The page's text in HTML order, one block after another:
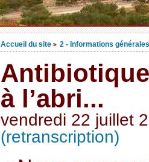
Accueil du site > 2 - Informations générales
à l’abri...
vendredi 22 juillet
(retranscription)